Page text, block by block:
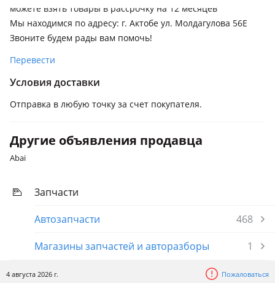
можете взять товары в рассрочку на 12 месяцев
Мы находимся по адресу: г. Актобе ул. Молдагулова 56Е
Звоните будем рады вам помочь!
Перевести
Условия доставки
Отправка в любую точку за счет покупателя.
Другие объявления продавца
Abai
Запчасти
Автозапчасти
468
Магазины запчастей и авторазборы
1
4 августа 2026 г. Пожаловаться